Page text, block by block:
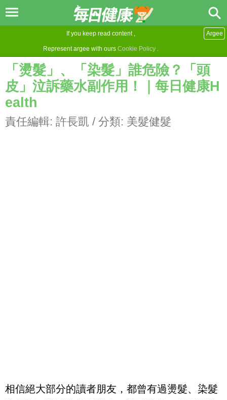
If you keep read content ,
Represent argee with ours Cookie Policy .
Argee
「燙髮」、「染髮」誰危險？「頭
皮」泣訴藥水副作用！｜每日健康H
ealth
責任編輯: 許長凱 / 分類: 美髮健髮
相信絕大部分的讀者朋友，都曾有過燙髮、染髮